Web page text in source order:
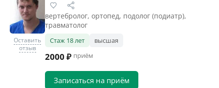
Оставить
отзыв
вертебролог, ортопед, подолог (подиатр),
травматолог
Стаж 18 лет высшая
2000 ₽ приём
Записаться на приём